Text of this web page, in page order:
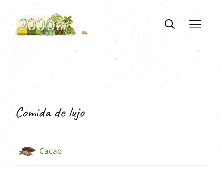
contenido
Comida de lujo
Cacao